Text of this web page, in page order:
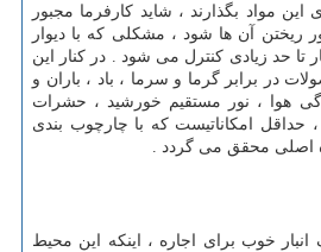
این مواد بگذارند ، شاید کارفرما مجبور
ریختن آن ها شود ، مشکلی که با دیوار
حد زیادی کنترل می شود . در کنار این
در برابر گرما و سرما ، باد ، باران و
هوا ، نور مستقیم خورشید ، حشرات
حداقل امکاناتیست که با چارچوب بندی
اصلی محقق می گردد .
خوب برای اجاره ، اینکه این محیط